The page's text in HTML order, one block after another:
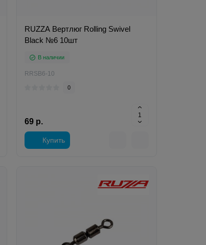
RUZZA Вертлюг Rolling Swivel
Black №6 10шт
В наличии
RRSB6-10
0
69 р.
Купить